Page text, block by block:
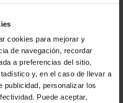
cookies para mejorar y
de navegación, recordar
a preferencias del sitio,
y, en el caso de llevar a
publicidad, personalizar los
Puede aceptar,
es una prenda
detalle distintivo.
Perfecta para
urbanas en